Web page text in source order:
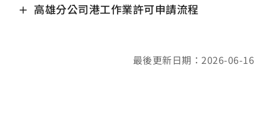
高雄分公司港工作業許可申請流程
最後更新日期：2026-06-16